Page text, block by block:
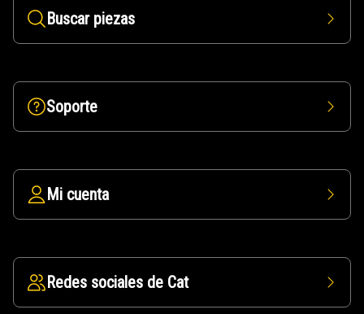
Buscar piezas
Soporte
Mi cuenta
Redes sociales de Cat